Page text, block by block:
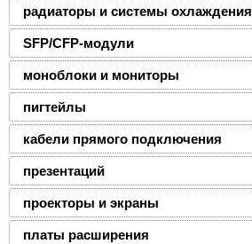
радиаторы и системы охлаждения
SFP/CFP-модули
моноблоки и мониторы
пигтейлы
кабели прямого подключения
презентаций
проекторы и экраны
платы расширения